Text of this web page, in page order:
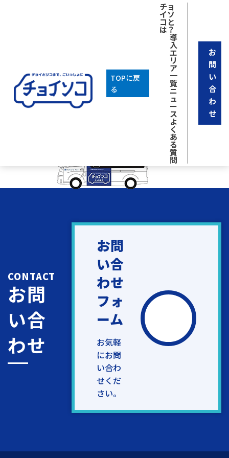
TOPに戻
る
チョ
イソ
コと
は？
導
入
エ
リ
ア
一
覧
ニ
ュ
ー
ス
よ
く
あ
る
質
問
お
問
い
合
わ
せ
Uncategorized
アーカイブ
2025年9月
CONTACT
お問
い合
わせ
お問
い合
わせ
フォ
ーム
お気軽
にお問
い合わ
せくだ
さい。